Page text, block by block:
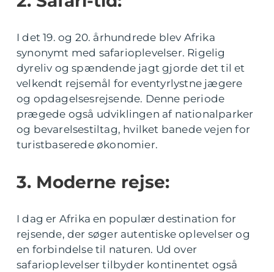
I det 19. og 20. århundrede blev Afrika
synonymt med safarioplevelser. Rigelig
dyreliv og spændende jagt gjorde det til et
velkendt rejsemål for eventyrlystne jægere
og opdagelsesrejsende. Denne periode
prægede også udviklingen af nationalparker
og bevarelsestiltag, hvilket banede vejen for
turistbaserede økonomier.
3. Moderne rejse:
I dag er Afrika en populær destination for
rejsende, der søger autentiske oplevelser og
en forbindelse til naturen. Ud over
safarioplevelser tilbyder kontinentet også